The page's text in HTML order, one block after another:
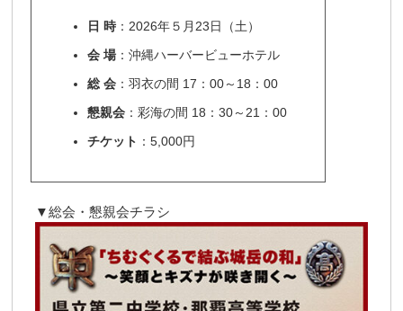
日 時 ：2026年５月23日（土）
会 場：沖縄ハーバービューホテル
総 会 ：羽衣の間 17：00～18：00
懇親会 ：彩海の間 18：30～21：00
チケット ：5,000円
▼総会・懇親会チラシ